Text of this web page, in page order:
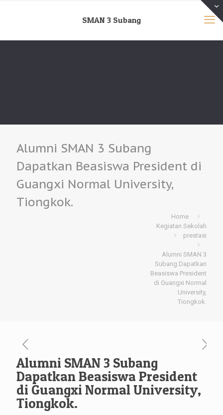
SMAN 3 Subang
Alumni SMAN 3 Subang
Dapatkan Beasiswa President di
Guangxi Normal University,
Tiongkok.
Home
Kegiatan Sekolah
prestasi
Alumni SMAN 3
Subang Dapatkan
Beasiswa President
di Guangxi Normal
University,
Tiongkok.
Alumni SMAN 3 Subang
Dapatkan Beasiswa President
di Guangxi Normal University,
Tiongkok.